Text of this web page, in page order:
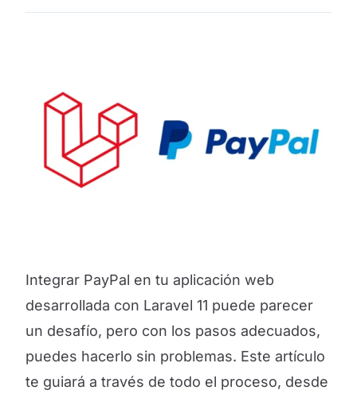
Integrar PayPal en tu aplicación web
desarrollada con Laravel 11 puede parecer
un desafío, pero con los pasos adecuados,
puedes hacerlo sin problemas. Este artículo
te guiará a través de todo el proceso, desde